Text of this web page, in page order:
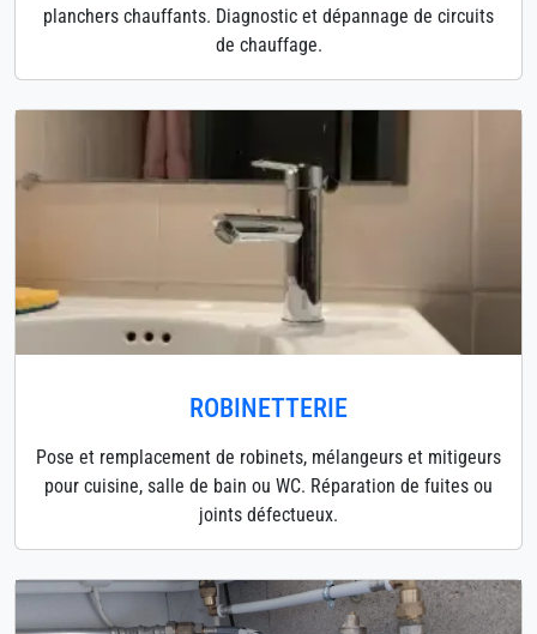
planchers chauffants. Diagnostic et dépannage de circuits
de chauffage.
ROBINETTERIE
Pose et remplacement de robinets, mélangeurs et mitigeurs
pour cuisine, salle de bain ou WC. Réparation de fuites ou
joints défectueux.